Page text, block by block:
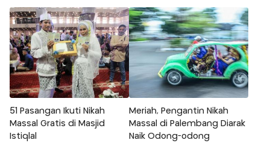
51 Pasangan Ikuti Nikah
Massal Gratis di Masjid
Istiqlal
Meriah, Pengantin Nikah
Massal di Palembang Diarak
Naik Odong-odong